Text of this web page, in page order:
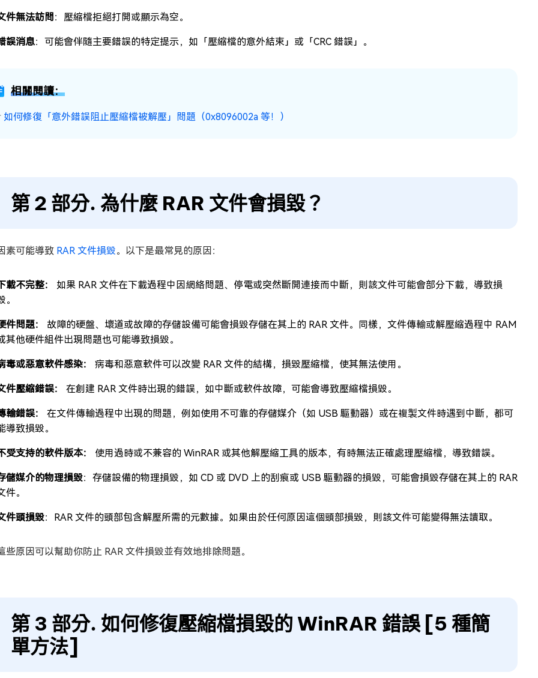
件無法訪問：壓縮檔拒絕打開或顯示為空。
誤消息：可能會伴隨主要錯誤的特定提示，如「壓縮檔的意外結束」或「CRC 錯誤」。
相關閱讀：
如何修復「意外錯誤阻止壓縮檔被解壓」問題（0x8096002a 等！）
第 2 部分. 為什麼 RAR 文件會損毀？
素可能導致 RAR 文件損毀。以下是最常見的原因：
載不完整：
如果 RAR 文件在下載過程中因網絡問題、停電或突然斷開連接而中斷，則該文件可能會部分下載，導致損
。
件問題：
故障的硬盤、壞道或故障的存儲設備可能會損毀存儲在其上的 RAR 文件。同樣，文件傳輸或解壓縮過程中 RAM
其他硬件組件出現問題也可能導致損毀。
毒或惡意軟件感染： 病毒和惡意軟件可以改變 RAR 文件的結構，損毀壓縮檔，使其無法使用。
件壓縮錯誤： 在創建 RAR 文件時出現的錯誤，如中斷或軟件故障，可能會導致壓縮檔損毀。
輸錯誤：
在文件傳輸過程中出現的問題，例如使用不可靠的存儲媒介（如 USB 驅動器）或在複製文件時遇到中斷，都可
導致損毀。
受支持的軟件版本： 使用過時或不兼容的 WinRAR 或其他解壓縮工具的版本，有時無法正確處理壓縮檔，導致錯誤。
儲媒介的物理損毀：存儲設備的物理損毀，如 CD 或 DVD 上的刮痕或 USB 驅動器的損毀，可能會損毀存儲在其上的 RAR
件。
件頭損毀：RAR 文件的頭部包含解壓所需的元數據。如果由於任何原因這個頭部損毀，則該文件可能變得無法讀取。
些原因可以幫助你防止 RAR 文件損毀並有效地排除問題。
第 3 部分. 如何修復壓縮檔損毀的 WinRAR 錯誤 [5 種簡
單方法]